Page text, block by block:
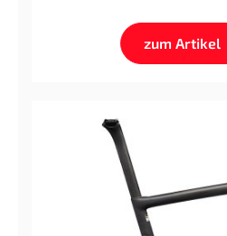
zum Artikel